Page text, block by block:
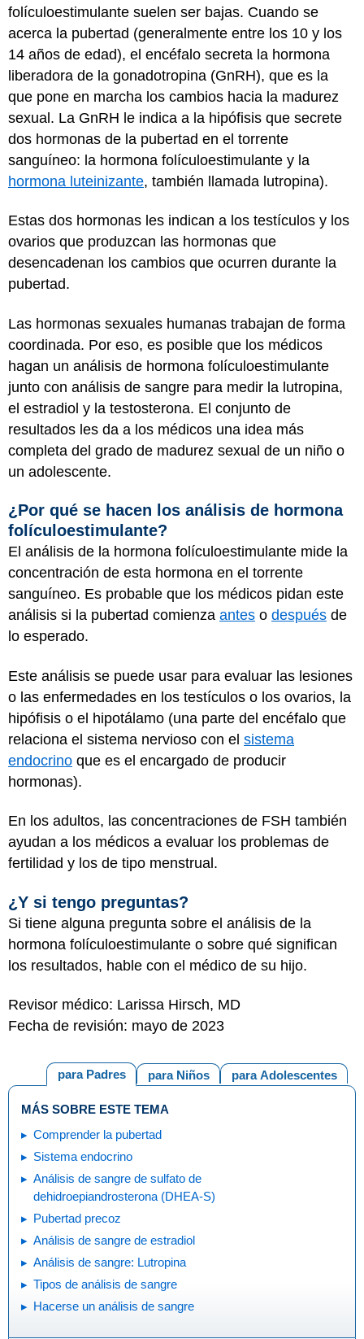
folículoestimulante suelen ser bajas. Cuando se
acerca la pubertad (generalmente entre los 10 y los
14 años de edad), el encéfalo secreta la hormona
liberadora de la gonadotropina (GnRH), que es la
que pone en marcha los cambios hacia la madurez
sexual. La GnRH le indica a la hipófisis que secrete
dos hormonas de la pubertad en el torrente
sanguíneo: la hormona folículoestimulante y la
hormona luteinizante, también llamada lutropina).
Estas dos hormonas les indican a los testículos y los
ovarios que produzcan las hormonas que
desencadenan los cambios que ocurren durante la
pubertad.
Las hormonas sexuales humanas trabajan de forma
coordinada. Por eso, es posible que los médicos
hagan un análisis de hormona folículoestimulante
junto con análisis de sangre para medir la lutropina,
el estradiol y la testosterona. El conjunto de
resultados les da a los médicos una idea más
completa del grado de madurez sexual de un niño o
un adolescente.
¿Por qué se hacen los análisis de hormona
folículoestimulante?
El análisis de la hormona folículoestimulante mide la
concentración de esta hormona en el torrente
sanguíneo. Es probable que los médicos pidan este
análisis si la pubertad comienza antes o después de
lo esperado.
Este análisis se puede usar para evaluar las lesiones
o las enfermedades en los testículos o los ovarios, la
hipófisis o el hipotálamo (una parte del encéfalo que
relaciona el sistema nervioso con el sistema
endocrino que es el encargado de producir
hormonas).
En los adultos, las concentraciones de FSH también
ayudan a los médicos a evaluar los problemas de
fertilidad y los de tipo menstrual.
¿Y si tengo preguntas?
Si tiene alguna pregunta sobre el análisis de la
hormona folículoestimulante o sobre qué significan
los resultados, hable con el médico de su hijo.
Revisor médico: Larissa Hirsch, MD
Fecha de revisión: mayo de 2023
para Adolescentes
para Niños
para Padres
MÁS SOBRE ESTE TEMA
Comprender la pubertad
Sistema endocrino
Análisis de sangre de sulfato de
dehidroepiandrosterona (DHEA-S)
Pubertad precoz
Análisis de sangre de estradiol
Análisis de sangre: Lutropina
Tipos de análisis de sangre
Hacerse un análisis de sangre